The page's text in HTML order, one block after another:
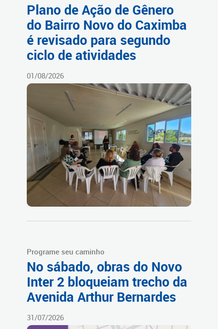
Plano de Ação de Gênero
do Bairro Novo do Caximba
é revisado para segundo
ciclo de atividades
01/08/2026
Programe seu caminho
No sábado, obras do Novo
Inter 2 bloqueiam trecho da
Avenida Arthur Bernardes
31/07/2026